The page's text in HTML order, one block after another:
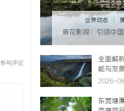
与评论
业界动态
麻花影视：引领中
全面解
能与发
2026-
东莞塘